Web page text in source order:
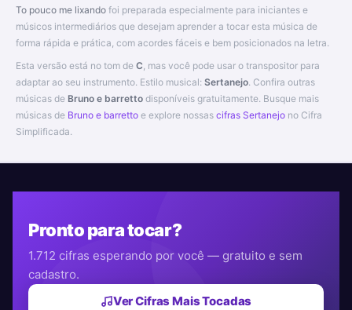
To pouco me lixando foi preparada especialmente para iniciantes e
músicos intermediários que desejam aprender a tocar esta música de
forma rápida e prática, com acordes fáceis e bem posicionados na letra.
Esta versão está no tom de C , mas você pode usar o transpositor para
adaptar ao seu instrumento. Estilo musical: Sertanejo. Confira outras
músicas de Bruno e barretto disponíveis gratuitamente. Busque mais
músicas de Bruno e barretto e explore nossas cifras Sertanejo no Cifra
Simplificada.
Pronto para tocar?
1.712 cifras esperando por você — gratuito e sem
cadastro.
Ver Cifras Mais Tocadas